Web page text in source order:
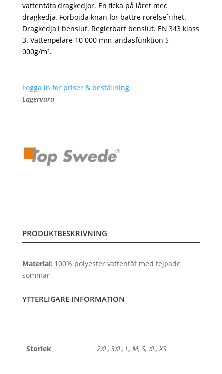
vattentäta dragkedjor. En ficka på låret med
dragkedja. Förböjda knän för bättre rörelsefrihet.
Dragkedja i benslut. Reglerbart benslut. EN 343 klass
3. Vattenpelare 10 000 mm, andasfunktion 5
000g/m².
Logga in för priser & beställning.
Lagervara
PRODUKTBESKRIVNING
Material: 100% polyester vattentät med tejpade
sömmar
YTTERLIGARE INFORMATION
Storlek 2XL, 3XL, L, M, S, XL, XS